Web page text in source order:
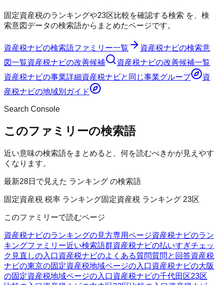
固定資産税のランキングや23区比較を確認する検索 を、検
索意図データの検索語からまとめたページです。
資産税ナビの検索語ファミリー一覧 資産税ナビの検索意
図一覧資産税ナビの改善候補 資産税ナビの改善候補一覧
資産税ナビの事業詳細資産税ナビと同じ事業グループ
資
産税ナビの地域別ガイド
Search Console
このファミリーの検索語
近い意味の検索語をまとめると、何を読むべきかが見えやす
くなります。
最新28日で見えた ランキング の検索語
固定資産税 税率 ランキング固定資産税 ランキング 23区
このファミリーで読むページ
資産税ナビのランキングの見方専用ページ資産税ナビのラン
キングファミリー近い検索語群資産税ナビの払いすぎチェッ
ク 見直しの入口資産税ナビのよくある質問質問と回答資産税
ナビの東京の固定資産税地域ページの入口資産税ナビの大阪
の固定資産税地域ページの入口資産税ナビの千代田区23区